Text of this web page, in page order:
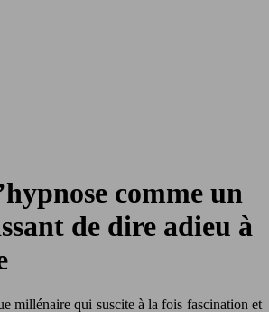
comme un
de dire adieu à
millénaire qui suscite à la fois fascination et